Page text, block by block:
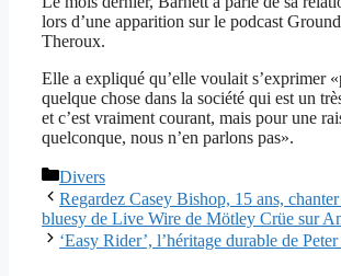
lors d’une apparition sur le podcast
Theroux.
Elle a expliqué qu’elle voulait s’exprimer
quelque chose dans la société qui est un
et c’est vraiment courant, mais pour une
quelconque, nous n’en parlons pas».
Catégories
Divers
Regardez Casey Bishop, 15 ans,
bluesy de Live Wire de Mötley Crüe sur
‘Easy Rider’, l’héritage durable de